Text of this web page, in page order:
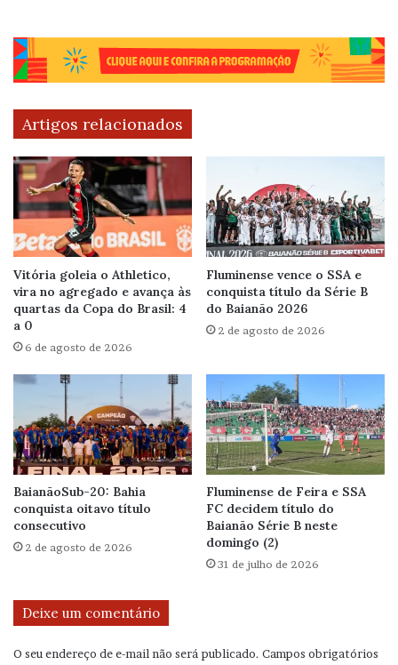
Artigos relacionados
Vitória goleia o Athletico,
vira no agregado e avança às
quartas da Copa do Brasil: 4
a 0
6 de agosto de 2026
Fluminense vence o SSA e
conquista título da Série B
do Baianão 2026
2 de agosto de 2026
BaianãoSub-20: Bahia
conquista oitavo título
consecutivo
2 de agosto de 2026
Fluminense de Feira e SSA
FC decidem título do
Baianão Série B neste
domingo (2)
31 de julho de 2026
Deixe um comentário
O seu endereço de e-mail não será publicado. Campos obrigatórios